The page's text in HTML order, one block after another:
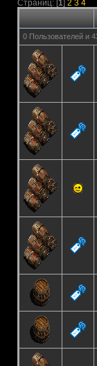
Страниц: [1] 2 3 4
0 Пользователей и